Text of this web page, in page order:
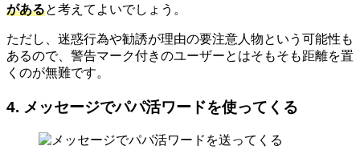
があると考えてよいでしょう。
ただし、迷惑行為や勧誘が理由の要注意人物という可能性も
あるので、警告マーク付きのユーザーとはそもそも距離を置
くのが無難です。
4. メッセージでパパ活ワードを使ってくる